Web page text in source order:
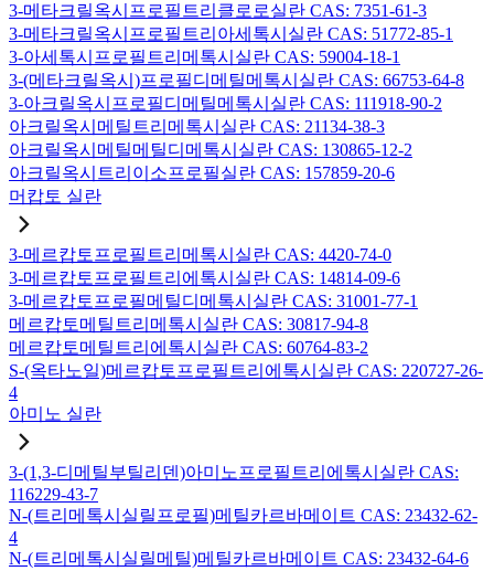
3-메타크릴옥시프로필트리클로로실란 CAS: 7351-61-3
3-메타크릴옥시프로필트리아세톡시실란 CAS: 51772-85-1
3-아세톡시프로필트리메톡시실란 CAS: 59004-18-1
3-(메타크릴옥시)프로필디메틸메톡시실란 CAS: 66753-64-8
3-아크릴옥시프로필디메틸메톡시실란 CAS: 111918-90-2
아크릴옥시메틸트리메톡시실란 CAS: 21134-38-3
아크릴옥시메틸메틸디메톡시실란 CAS: 130865-12-2
아크릴옥시트리이소프로필실란 CAS: 157859-20-6
머캅토 실란
3-메르캅토프로필트리메톡시실란 CAS: 4420-74-0
3-메르캅토프로필트리에톡시실란 CAS: 14814-09-6
3-메르캅토프로필메틸디메톡시실란 CAS: 31001-77-1
메르캅토메틸트리메톡시실란 CAS: 30817-94-8
메르캅토메틸트리에톡시실란 CAS: 60764-83-2
S-(옥타노일)메르캅토프로필트리에톡시실란 CAS: 220727-26-
4
아미노 실란
3-(1,3-디메틸부틸리덴)아미노프로필트리에톡시실란 CAS:
116229-43-7
N-(트리메톡시실릴프로필)메틸카르바메이트 CAS: 23432-62-
4
N-(트리메톡시실릴메틸)메틸카르바메이트 CAS: 23432-64-6